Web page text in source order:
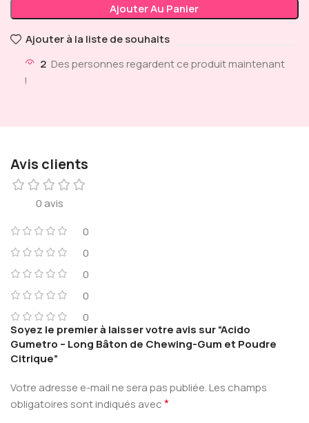
Ajouter Au Panier
Ajouter à la liste de souhaits
2 Des personnes regardent ce produit maintenant
!
Avis clients
0 avis
0
0
0
0
0
Soyez le premier à laisser votre avis sur “Acido
Gumetro – Long Bâton de Chewing-Gum et Poudre
Citrique”
Votre adresse e-mail ne sera pas publiée.Les champs
obligatoires sont indiqués avec*